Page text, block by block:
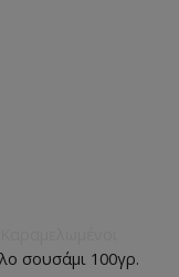
σουσάμι 100γρ.